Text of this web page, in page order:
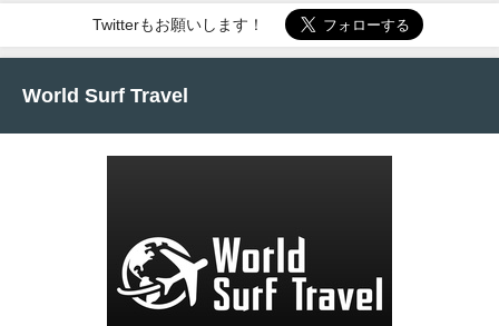
Twitterもお願いします！
World Surf Travel